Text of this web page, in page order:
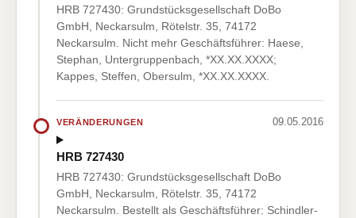
HRB 727430: Grundstücksgesellschaft DoBo
GmbH, Neckarsulm, Rötelstr. 35, 74172
Neckarsulm. Nicht mehr Geschäftsführer: Haese,
Stephan, Untergruppenbach, *XX.XX.XXXX;
Kappes, Steffen, Obersulm, *XX.XX.XXXX.
VERÄNDERUNGEN 09.05.2016
HRB 727430
HRB 727430: Grundstücksgesellschaft DoBo
GmbH, Neckarsulm, Rötelstr. 35, 74172
Neckarsulm. Bestellt als Geschäftsführer: Schindler-